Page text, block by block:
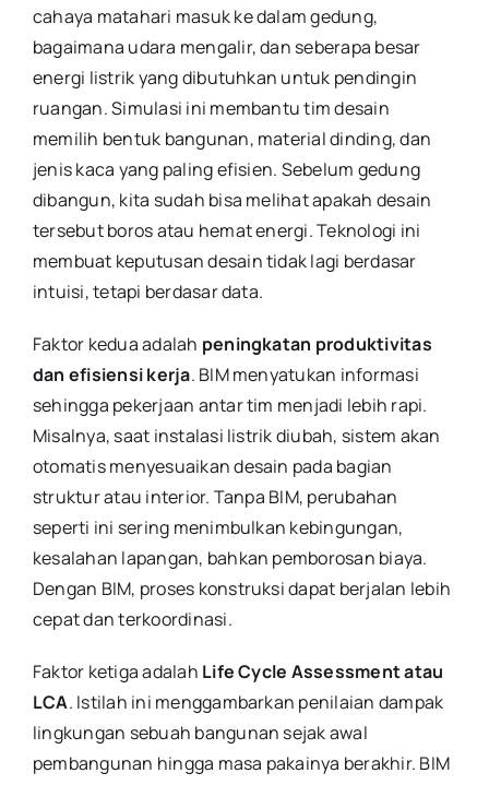
cahaya matahari masuk ke dalam gedung,
bagaimana udara mengalir, dan seberapa besar
energi listrik yang dibutuhkan untuk pendingin
ruangan. Simulasi ini membantu tim desain
memilih bentuk bangunan, material dinding, dan
jenis kaca yang paling efisien. Sebelum gedung
dibangun, kita sudah bisa melihat apakah desain
tersebut boros atau hemat energi. Teknologi ini
membuat keputusan desain tidak lagi berdasar
intuisi, tetapi berdasar data.
Faktor kedua adalah peningkatan produktivitas
dan efisiensi kerja. BIM menyatukan informasi
sehingga pekerjaan antar tim menjadi lebih rapi.
Misalnya, saat instalasi listrik diubah, sistem akan
otomatis menyesuaikan desain pada bagian
struktur atau interior. Tanpa BIM, perubahan
seperti ini sering menimbulkan kebingungan,
kesalahan lapangan, bahkan pemborosan biaya.
Dengan BIM, proses konstruksi dapat berjalan lebih
cepat dan terkoordinasi.
Faktor ketiga adalah Life Cycle Assessment atau
LCA. Istilah ini menggambarkan penilaian dampak
lingkungan sebuah bangunan sejak awal
pembangunan hingga masa pakainya berakhir. BIM